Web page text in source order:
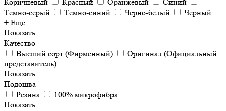
Тёмно-серый
Тёмно-синий Чёрно-белый
Черный
+ Еще
Показать
Качество
Высший сорт (Фирменный)
Оригинал (Официальный
представитель)
Показать
Подошва
Резина
100% микрофибра
Показать